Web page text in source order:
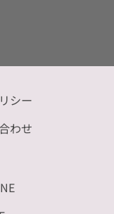
シー
わせ